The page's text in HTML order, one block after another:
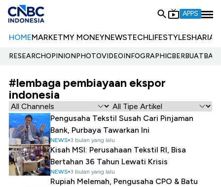
APPS
HOMEMARKETMY MONEYNEWSTECHLIFESTYLESHARIA
RESEARCHOPINIONPHOTOVIDEOINFOGRAPHIC
#lembaga pembiayaan ekspor
indonesia
Pengusaha Tekstil Susah Cari Pinjaman
Bank, Purbaya Tawarkan Ini
NEWS 3 bulan yang lalu
Kisah MSI: Perusahaan Tekstil RI, Bisa
Bertahan 36 Tahun Lewati Krisis
NEWS 3 bulan yang lalu
Rupiah Melemah, Pengusaha CPO & Batu